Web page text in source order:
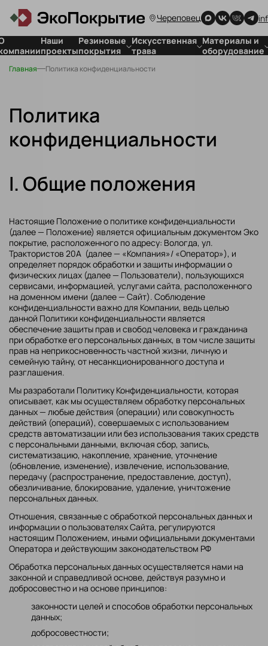
Череповец
Наши
проекты
Резиновые
покрытия
Покрытия
спортивных
Покрытия
Резиновая
плитка
Искусственная
трава
Для стадионов
Материалы и
оборудование
Главная Политика конфиденциальности
Политика
конфиденциальности
I. Общие положения
Настоящие Положение о политике конфиденциальности
(далее — Положение) является официальным документом Эко
покрытие, расположенного по адресу: Вологда, ул.
Трактористов 20А (далее — «Компания»/ «Оператор»), и
определяет порядок обработки и защиты информации о
физических лицах (далее — Пользователи), пользующихся
сервисами, информацией, услугами сайта, расположенного
на доменном имени (далее — Сайт). Соблюдение
конфиденциальности важно для Компании, ведь целью
данной Политики конфиденциальности является
обеспечение защиты прав и свобод человека и гражданина
при обработке его персональных данных, в том числе защиты
прав на неприкосновенность частной жизни, личную и
семейную тайну, от несанкционированного доступа и
разглашения.
Мы разработали Политику Конфиденциальности, которая
описывает, как мы осуществляем обработку персональных
данных — любые действия (операции) или совокупность
действий (операций), совершаемых с использованием
средств автоматизации или без использования таких средств
с персональными данными, включая сбор, запись,
систематизацию, накопление, хранение, уточнение
(обновление, изменение), извлечение, использование,
передачу (распространение, предоставление, доступ),
обезличивание, блокирование, удаление, уничтожение
персональных данных.
Отношения, связанные с обработкой персональных данных и
информации о пользователях Сайта, регулируются
настоящим Положением, иными официальными документами
Оператора и действующим законодательством РФ
Обработка персональных данных осуществляется нами на
законной и справедливой основе, действуя разумно и
добросовестно и на основе принципов:
законности целей и способов обработки персональных
данных;
добросовестности;